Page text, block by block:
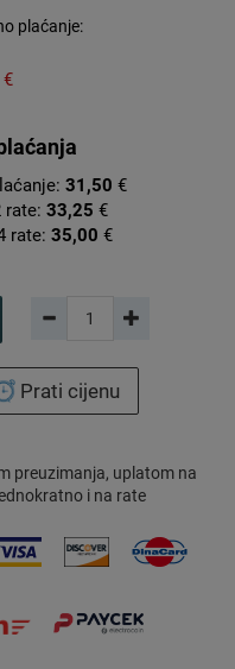
plaćanje:
€
31,50 €
rate: 33,25 €
rate: 35,00 €
Prati cijenu
preuzimanja, uplatom na
i na rate